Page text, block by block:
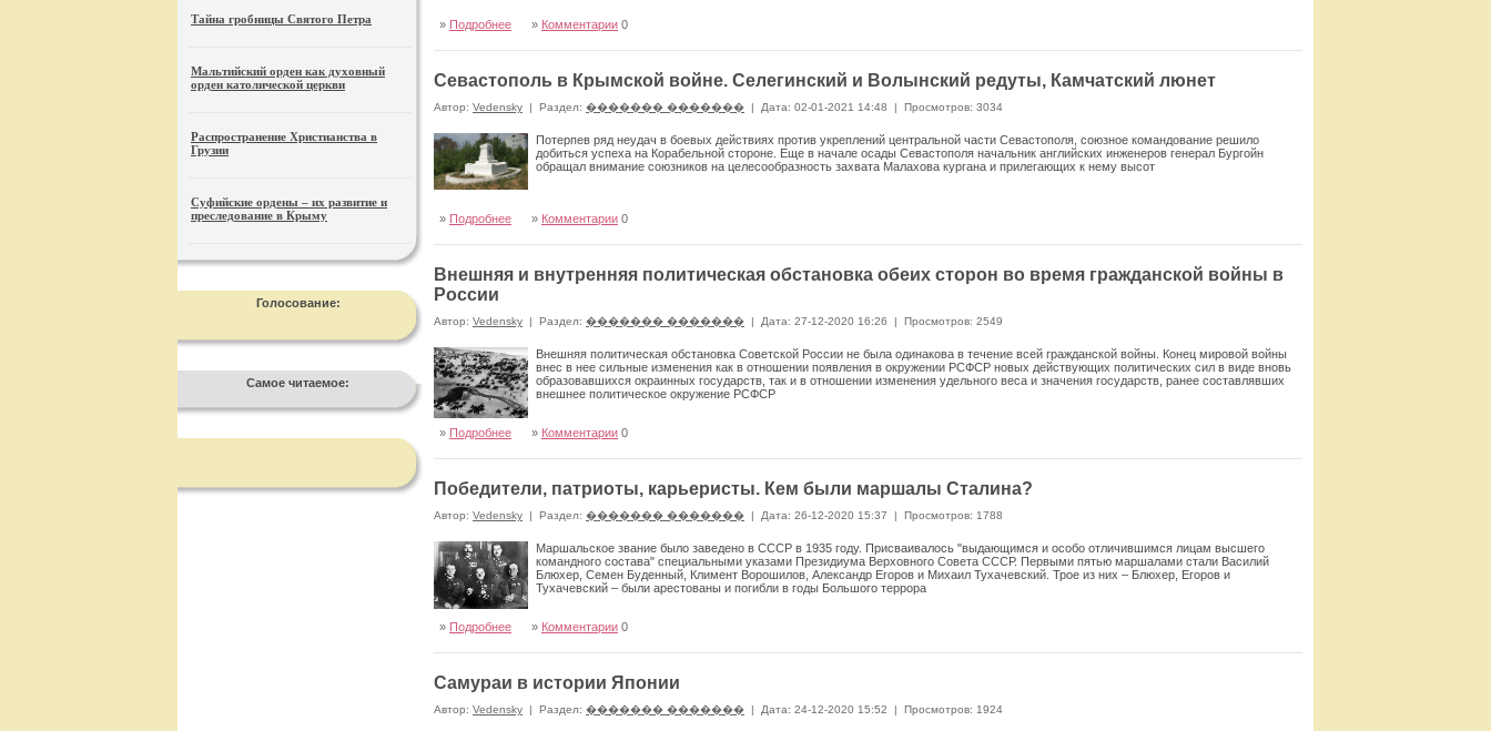
Тайна гробницы Святого Петра
Мальтийский орден как духовный
орден католической церкви
Распространение Христианства в
Грузии
Суфийские ордены – их развитие и
преследование в Крыму
Голосование:
Самое читаемое:
» Подробнее » Комментарии 0
Севастополь в Крымской войне. Селегинский и Волынский редуты, Камчатский люнет
Автор: Vedensky | Раздел: ������� ������� | Дата: 02-01-2021 14:48 | Просмотров: 3034
Потерпев ряд неудач в боевых действиях против укреплений центральной части Севастополя, союзное командование решило
добиться успеха на Корабельной стороне. Еще в начале осады Севастополя начальник английских инженеров генерал Бургойн
обращал внимание союзников на целесообразность захвата Малахова кургана и прилегающих к нему высот
» Подробнее » Комментарии 0
Внешняя и внутренняя политическая обстановка обеих сторон во время гражданской войны в
России
Автор: Vedensky | Раздел: ������� ������� | Дата: 27-12-2020 16:26 | Просмотров: 2549
Внешняя политическая обстановка Советской России не была одинакова в течение всей гражданской войны. Конец мировой войны
внес в нее сильные изменения как в отношении появления в окружении РСФСР новых действующих политических сил в виде вновь
образовавшихся окраинных государств, так и в отношении изменения удельного веса и значения государств, ранее составлявших
внешнее политическое окружение РСФСР
» Подробнее » Комментарии 0
Победители, патриоты, карьеристы. Кем были маршалы Сталина?
Автор: Vedensky | Раздел: ������� ������� | Дата: 26-12-2020 15:37 | Просмотров: 1788
Маршальское звание было заведено в СССР в 1935 году. Присваивалось "выдающимся и особо отличившимся лицам высшего
командного состава" специальными указами Президиума Верховного Совета СССР. Первыми пятью маршалами стали Василий
Блюхер, Семен Буденный, Климент Ворошилов, Александр Егоров и Михаил Тухачевский. Трое из них – Блюхер, Егоров и
Тухачевский – были арестованы и погибли в годы Большого террора
» Подробнее » Комментарии 0
Самураи в истории Японии
Автор: Vedensky | Раздел: ������� ������� | Дата: 24-12-2020 15:52 | Просмотров: 1924